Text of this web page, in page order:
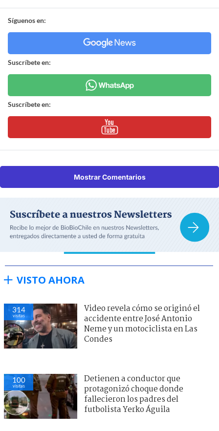
Síguenos en:
Suscríbete en:
Suscríbete en:
Mostrar Comentarios
VISTO AHORA
314
visitas
Video revela cómo se originó el
accidente entre José Antonio
Neme y un motociclista en Las
Condes
100
visitas
Detienen a conductor que
protagonizó choque donde
fallecieron los padres del
futbolista Yerko Águila